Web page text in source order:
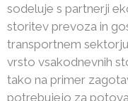
sodeluje s partnerji
storitev prevoza in
transportnem
vrsto vsakodnevnih
tako na primer
potrebujejo za